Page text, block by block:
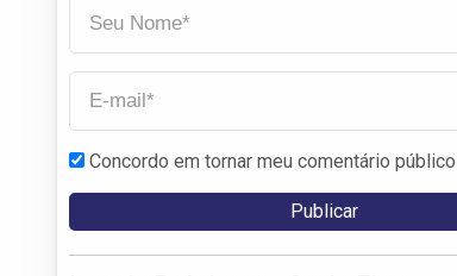
Concordo em tornar meu comentário público